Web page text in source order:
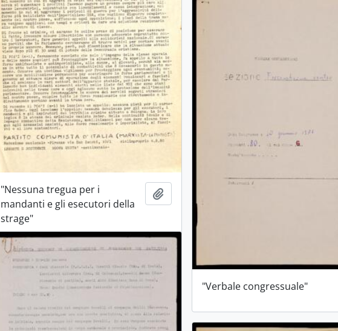
"Nessuna tregua per i
mandanti e gli esecutori della
strage"
"Verbale congressuale"